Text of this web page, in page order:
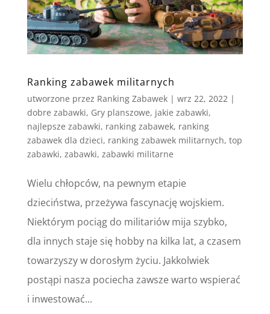
Ranking zabawek militarnych
utworzone przez Ranking Zabawek| wrz 22, 2022 |
dobre zabawki, Gry planszowe, jakie zabawki,
najlepsze zabawki, ranking zabawek, ranking
zabawek dla dzieci, ranking zabawek militarnych, top
zabawki, zabawki, zabawki militarne
Wielu chłopców, na pewnym etapie
dzieciństwa, przeżywa fascynację wojskiem.
Niektórym pociąg do militariów mija szybko,
dla innych staje się hobby na kilka lat, a czasem
towarzyszy w dorosłym życiu. Jakkolwiek
postąpi nasza pociecha zawsze warto wspierać
i inwestować...